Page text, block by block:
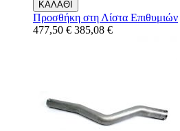
ΚΑΛΑΘΙ
Προσθήκη στη Λίστα Επιθυμιών
477,50 € 385,08 €